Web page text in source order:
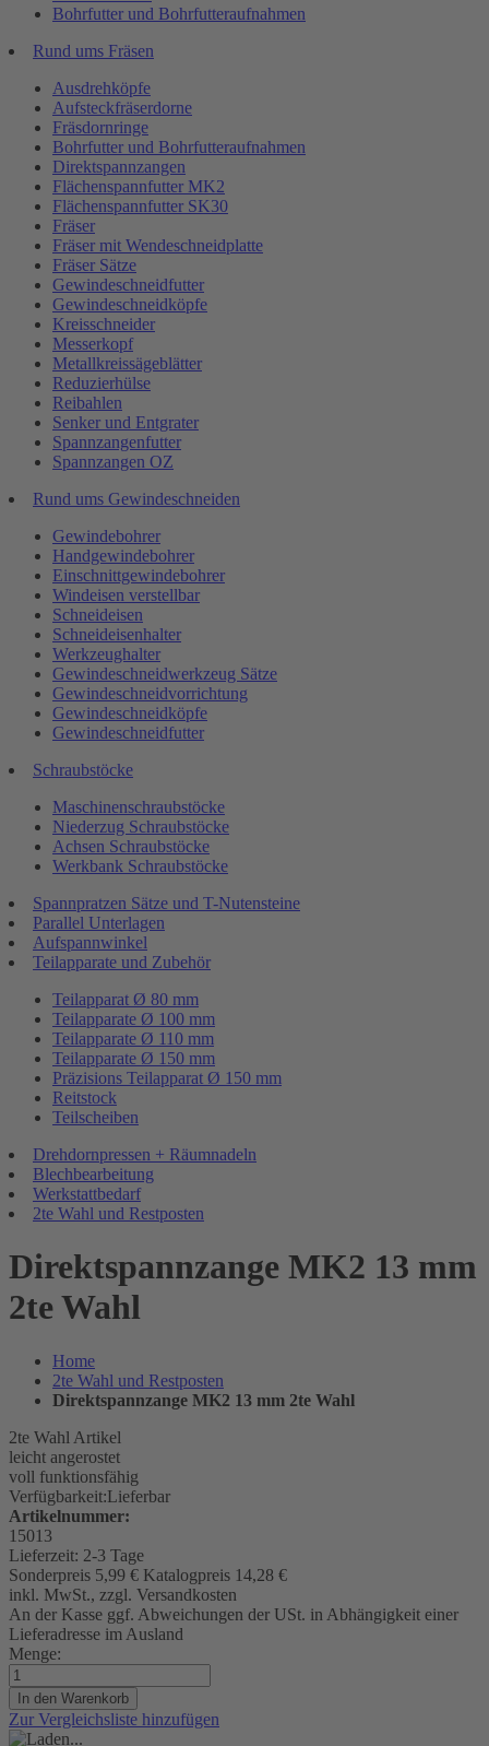
Bohrfutter und Bohrfutteraufnahmen
Rund ums Fräsen
Ausdrehköpfe
Aufsteckfräserdorne
Fräsdornringe
Bohrfutter und Bohrfutteraufnahmen
Direktspannzangen
Flächenspannfutter MK2
Flächenspannfutter SK30
Fräser
Fräser mit Wendeschneidplatte
Fräser Sätze
Gewindeschneidfutter
Gewindeschneidköpfe
Kreisschneider
Messerkopf
Metallkreissägeblätter
Reduzierhülse
Reibahlen
Senker und Entgrater
Spannzangenfutter
Spannzangen OZ
Rund ums Gewindeschneiden
Gewindebohrer
Handgewindebohrer
Einschnittgewindebohrer
Windeisen verstellbar
Schneideisen
Schneideisenhalter
Werkzeughalter
Gewindeschneidwerkzeug Sätze
Gewindeschneidvorrichtung
Gewindeschneidköpfe
Gewindeschneidfutter
Schraubstöcke
Maschinenschraubstöcke
Niederzug Schraubstöcke
Achsen Schraubstöcke
Werkbank Schraubstöcke
Spannpratzen Sätze und T-Nutensteine
Parallel Unterlagen
Aufspannwinkel
Teilapparate und Zubehör
Teilapparat Ø 80 mm
Teilapparate Ø 100 mm
Teilapparate Ø 110 mm
Teilapparate Ø 150 mm
Präzisions Teilapparat Ø 150 mm
Reitstock
Teilscheiben
Drehdornpressen + Räumnadeln
Blechbearbeitung
Werkstattbedarf
2te Wahl und Restposten
Direktspannzange MK2 13 mm
2te Wahl
Home
2te Wahl und Restposten
Direktspannzange MK2 13 mm 2te Wahl
2te Wahl Artikel
leicht angerostet
voll funktionsfähig
Verfügbarkeit:Lieferbar
Artikelnummer:
15013
Lieferzeit: 2-3 Tage
Sonderpreis 5,99 € Katalogpreis 14,28 €
inkl. MwSt., zzgl. Versandkosten
An der Kasse ggf. Abweichungen der USt. in Abhängigkeit einer
Lieferadresse im Ausland
Menge:
In den Warenkorb
Zur Vergleichsliste hinzufügen